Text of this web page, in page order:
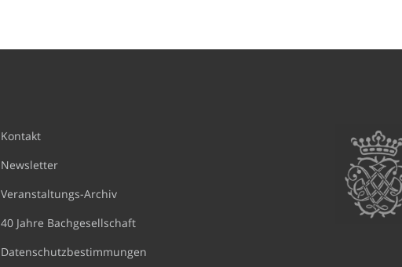
Kontakt
Newsletter
Veranstaltungs-Archiv
40 Jahre Bachgesellschaft
Datenschutzbestimmungen